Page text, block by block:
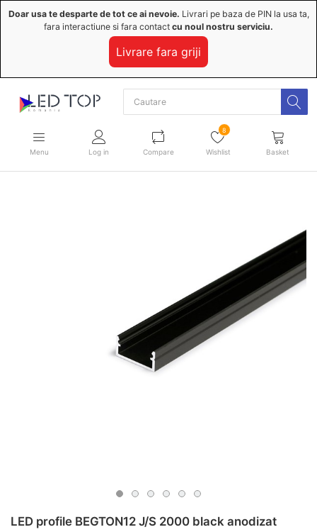
Doar usa te desparte de tot ce ai nevoie. Livrari pe baza de PIN la usa ta,
fara interactiune si fara contact cu noul nostru serviciu.
Livrare fara griji
Menu Log in Compare
8
Wishlist Basket
LED profile BEGTON12 J/S 2000 black anodizat